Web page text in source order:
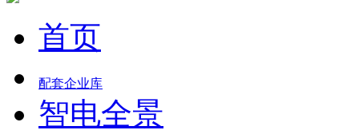
首页
配套企业库
智电全景